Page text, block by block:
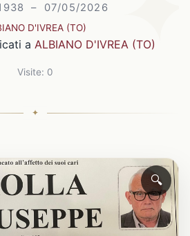
– 07/05/2026
D'IVREA (TO)
a ALBIANO D'IVREA (TO)
Visite: 0
🔍